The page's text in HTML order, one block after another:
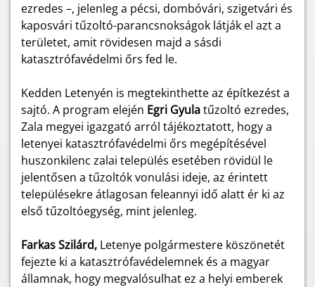
ezredes –, jelenleg a pécsi, dombóvári, szigetvári és
kaposvári tűzoltó-parancsnokságok látják el azt a
területet, amit rövidesen majd a sásdi
katasztrófavédelmi őrs fed le.
Kedden Letenyén is megtekinthette az építkezést a
sajtó. A program elején Egri Gyulatűzoltó ezredes,
Zala megyei igazgató arról tájékoztatott, hogy a
letenyei katasztrófavédelmi őrs megépítésével
huszonkilenc zalai település esetében rövidül le
jelentősen a tűzoltók vonulási ideje, az érintett
településekre átlagosan feleannyi idő alatt ér ki az
első tűzoltóegység, mint jelenleg.
Farkas Szilárd, Letenye polgármestere köszönetét
fejezte ki a katasztrófavédelemnek és a magyar
államnak, hogy megvalósulhat ez a helyi emberek